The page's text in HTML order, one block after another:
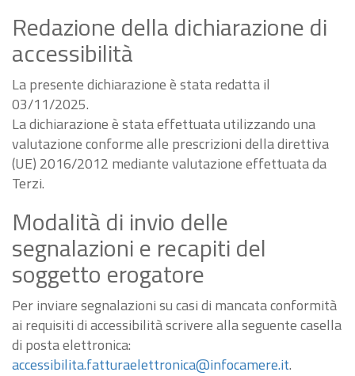
Redazione della dichiarazione di
accessibilità
La presente dichiarazione è stata redatta il
03/11/2025.
La dichiarazione è stata effettuata utilizzando una
valutazione conforme alle prescrizioni della direttiva
(UE) 2016/2012 mediante valutazione effettuata da
Terzi.
Modalità di invio delle
segnalazioni e recapiti del
soggetto erogatore
Per inviare segnalazioni su casi di mancata conformità
ai requisiti di accessibilità scrivere alla seguente casella
di posta elettronica:
accessibilita.fatturaelettronica@infocamere.it.